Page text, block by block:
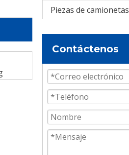
Piezas de camionetas
Contáctenos